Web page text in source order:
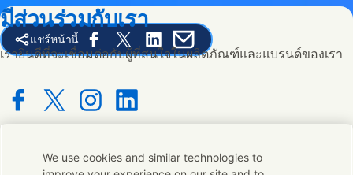
แชร์หน้านี้
Share this page on Facebook
Share this page on X
Share this page on Linked In
Share this page on E-mail
มีส่วนร่วมกับเรา
เรายินดีที่จะเชื่อมต่อกับผู้ที่สนใจในผลิตภัณฑ์และแบรนด์ของเรา
ติดต่อเรา
We use cookies and similar technologies to